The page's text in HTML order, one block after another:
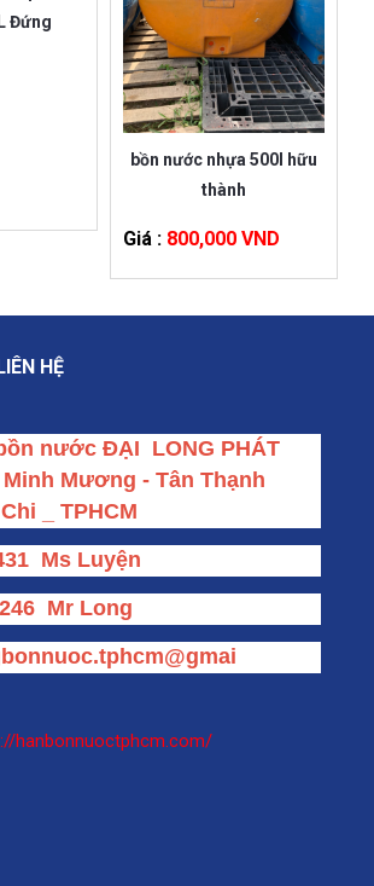
Đứng
bồn nước nhựa 500l hữu
thành
Giá : 800,000 VND
HỆ
nước ĐẠI  LONG PHÁT
Mương - Tân Thạnh
_ TPHCM
Ms Luyện
Mr Long
hanbonnuoctphcm.com/